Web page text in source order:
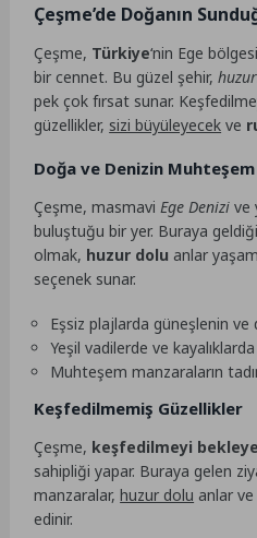
Çeşme’de Doğanın
Çeşme, Türkiye‘nin Ege
bir cennet. Bu güzel şehir,
pek çok fırsat sunar.
güzellikler, sizi büyüleyecek ve
Doğa ve Denizin Muhteşem
Çeşme, masmaviEge Denizi ve
buluştuğu bir yer. Buraya
olmak, huzur dolu anlar
seçenek sunar.
Eşsiz plajlarda güneşlenin ve
Yeşil vadilerde ve
Muhteşem manzaraların
Keşfedilmemiş Güzellikler
Çeşme, keşfedilmeyi
sahipliği yapar. Buraya gelen
manzaralar,huzur dolu anlar ve
edinir.